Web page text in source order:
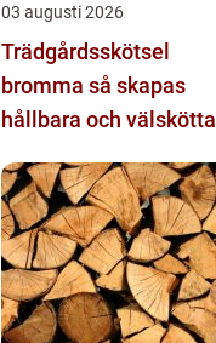
03 augusti 2026
Trädgårdsskötsel
bromma så skapas
hållbara och välskötta